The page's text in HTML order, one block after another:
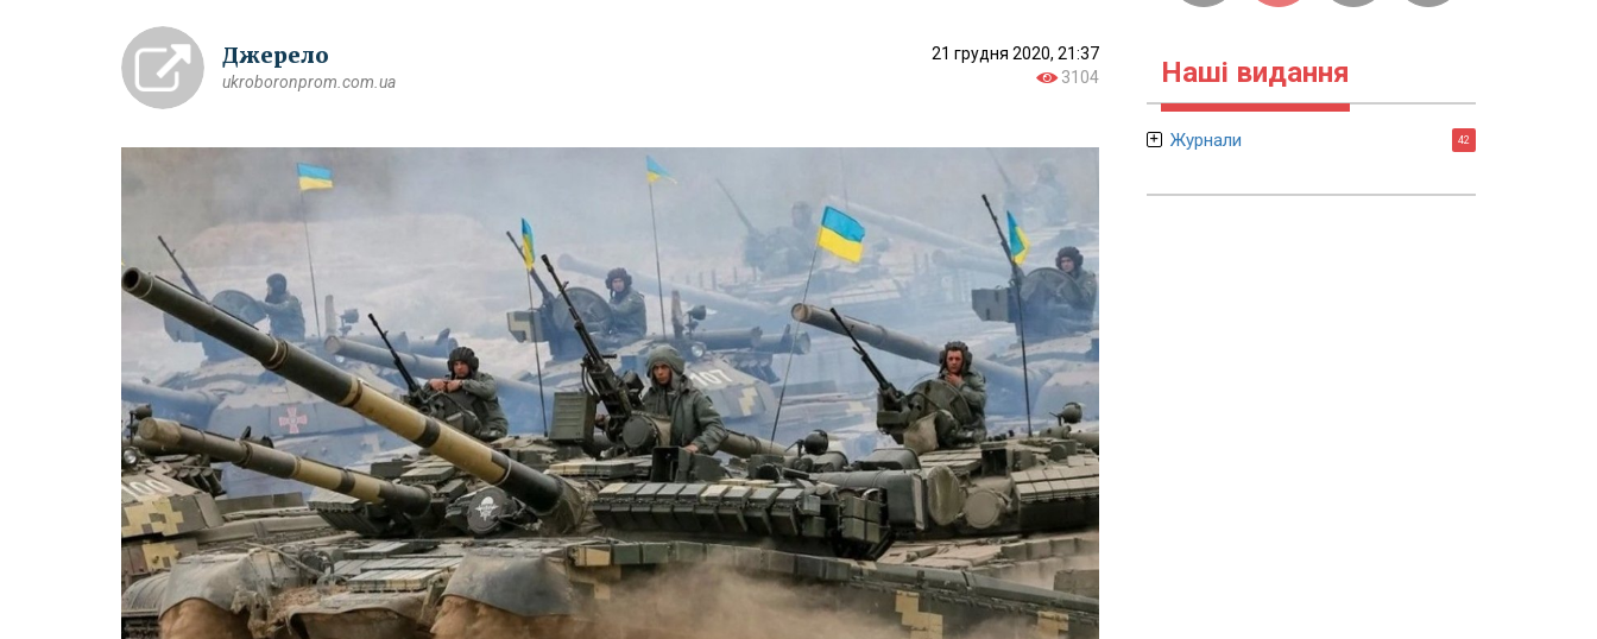
Джерело
ukroboronprom.com.ua
21 грудня 2020, 21:37
3104
Наші видання
Журнали 42